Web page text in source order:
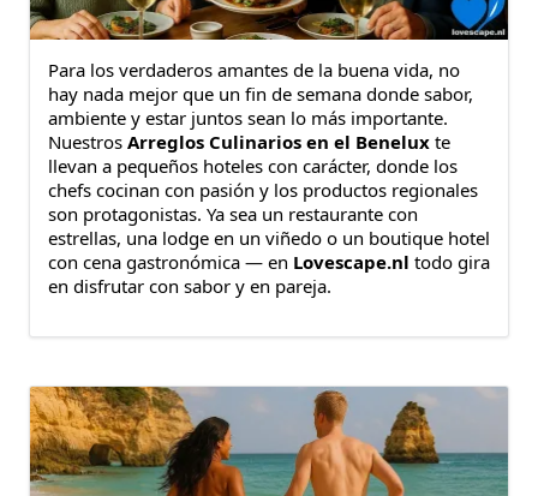
Para los verdaderos amantes de la buena vida, no
hay nada mejor que un fin de semana donde sabor,
ambiente y estar juntos sean lo más importante.
Nuestros Arreglos Culinarios en el Benelux te
llevan a pequeños hoteles con carácter, donde los
chefs cocinan con pasión y los productos regionales
son protagonistas. Ya sea un restaurante con
estrellas, una lodge en un viñedo o un boutique hotel
con cena gastronómica — en Lovescape.nl todo gira
en disfrutar con sabor y en pareja.